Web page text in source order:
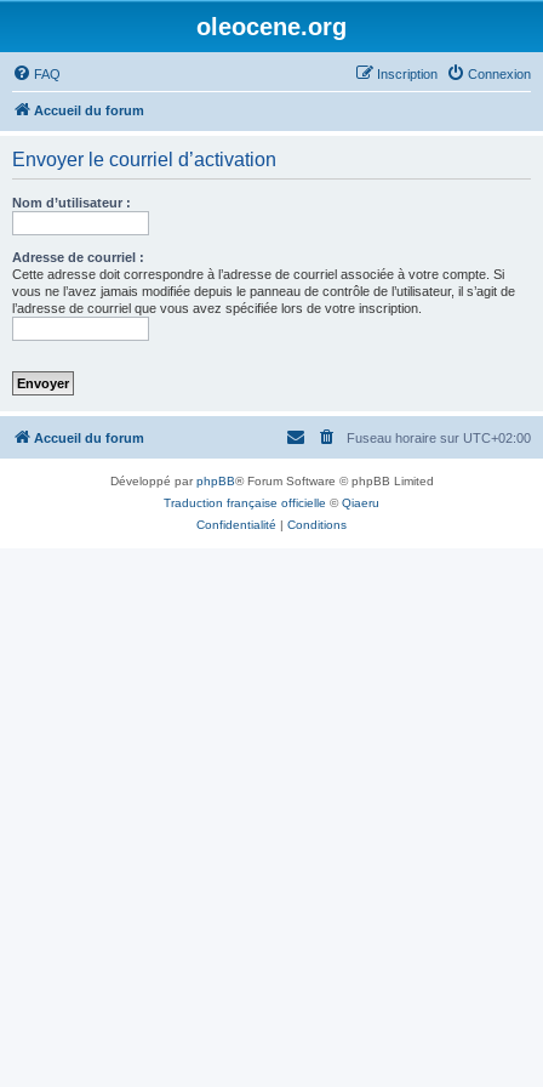
oleocene.org
FAQ Connexion
Inscription
Accueil du forum
Envoyer le courriel d’activation
Nom d’utilisateur :
Adresse de courriel :
Cette adresse doit correspondre à l’adresse de courriel associée à votre compte. Si
vous ne l’avez jamais modifiée depuis le panneau de contrôle de l’utilisateur, il s’agit de
l’adresse de courriel que vous avez spécifiée lors de votre inscription.
Accueil du forum Fuseau horaire sur UTC+02:00
Développé parphpBB® Forum Software © phpBB Limited
Traduction française officielle ©Qiaeru
Confidentialité | Conditions